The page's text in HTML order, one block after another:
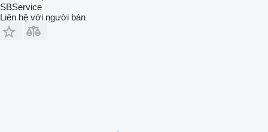
SBService
Liên hệ với người bán